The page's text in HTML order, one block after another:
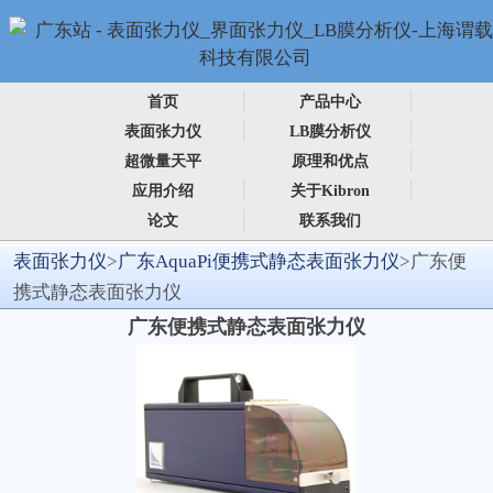
首页
产品中心
表面张力仪
LB膜分析仪
超微量天平
原理和优点
应用介绍
关于Kibron
论文
联系我们
表面张力仪>广东AquaPi便携式静态表面张力仪>广东便
携式静态表面张力仪
广东便携式静态表面张力仪